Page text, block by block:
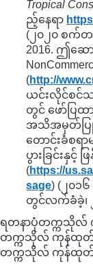
Tropical
ည့်နေရာ
(၂၀၂၀ စက်တ
2016. ဤဆော
(http://
ယင်းလိုင်စင်သည်
တွင် ဖော်ပြ
အသိအမှတ်ပြုဖ
တောင်းခံစရ
ပွားခြင်းနှင့်
(https://
sage) (၂၀၁
တွင်လက်ခံခဲ့၊
ရတနာပုံတက္ကသိုလ် ကု
တက္ကသိုလ် ကုန်ထုတ်ဓ
တက္ကသိုလ် ကုန်ထုတ်ဓ